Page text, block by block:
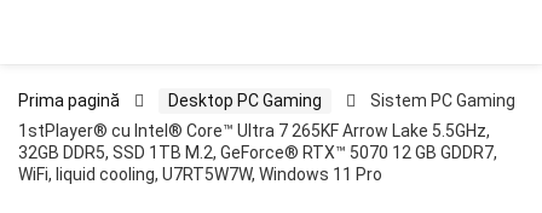
Prima pagină Desktop PC Gaming
Sistem PC Gaming
1stPlayer® cu Intel® Core™ Ultra 7 265KF Arrow Lake 5.5GHz,
32GB DDR5, SSD 1TB M.2, GeForce® RTX™ 5070 12 GB GDDR7,
WiFi, liquid cooling, U7RT5W7W, Windows 11 Pro